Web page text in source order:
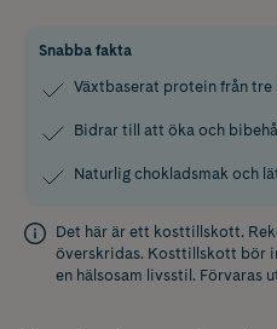
Snabba fakta
Växtbaserat protein från tre
Bidrar till att öka och
Naturlig chokladsmak och
Det här är ett kosttillskott.
överskridas. Kosttillskott bör
en hälsosam livsstil. Förvaras